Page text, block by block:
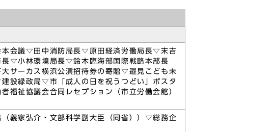
会議▽田中消防局長▽原田経済労働局長▽末吉
▽小林環境局長▽鈴木臨海部国際戦略本部長
サーカス横浜公演招待券の寄贈▽邉見こども未
設緑政局▽市「成人の日を祝うつどい」ポスタ
福祉協議会合同レセプション（市立労働会館）
義家弘介・文部科学副大臣（同省））▽総務企